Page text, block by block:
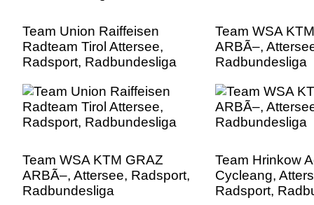
Team Union Raiffeisen
Radteam Tirol Attersee,
Radsport, Radbundesliga
Team WSA
ARBÃ–,
Radbundesliga
Team WSA KTM GRAZ
ARBÃ–, Attersee, Radsport,
Radbundesliga
Team Hrinkow
Cycleang,
Radsport,